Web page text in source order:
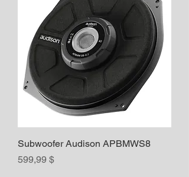
Subwoofer Audison APBMWS8
Prix
599,99 $